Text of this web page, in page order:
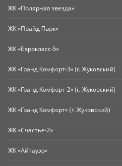
ЖК «Полярная звезда»
ЖК «Прайд Парк»
ЖК «Еврокласс-5»
ЖК «Гранд Комфорт-3» (г. Жуковский)
ЖК «Гранд Комфорт-2» (г. Жуковский)
ЖК «Гранд Комфорт» (г. Жуковский)
ЖК «Счастье-2»
ЖК «Айтауэр»